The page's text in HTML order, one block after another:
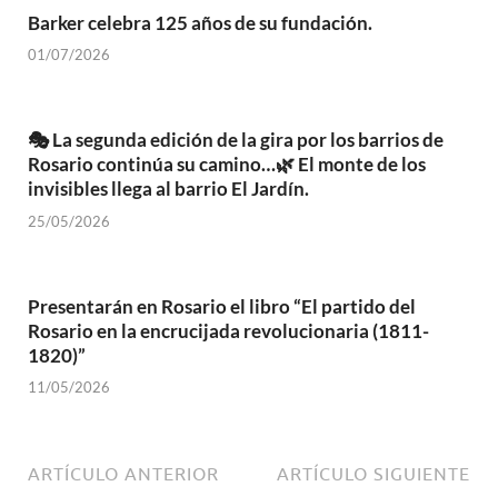
Barker celebra 125 años de su fundación.
01/07/2026
🎭 La segunda edición de la gira por los barrios de
Rosario continúa su camino…🌿 El monte de los
invisibles llega al barrio El Jardín.
25/05/2026
Presentarán en Rosario el libro “El partido del
Rosario en la encrucijada revolucionaria (1811-
1820)”
11/05/2026
ARTÍCULO ANTERIOR ARTÍCULO SIGUIENTE